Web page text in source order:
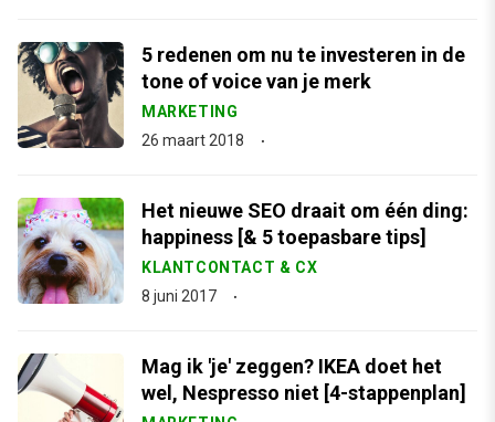
5 redenen om nu te investeren in de
tone of voice van je merk
MARKETING
26 maart 2018
Het nieuwe SEO draait om één ding:
happiness [& 5 toepasbare tips]
KLANTCONTACT & CX
8 juni 2017
Mag ik 'je' zeggen? IKEA doet het
wel, Nespresso niet [4-stappenplan]